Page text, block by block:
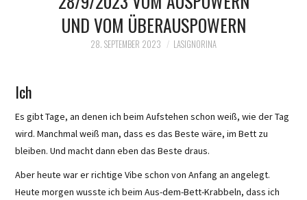
UND VOM ÜBERAUSPOWERN
28. SEPTEMBER 2023 LASIGNORINA
Ich
Es gibt Tage, an denen ich beim Aufstehen schon weiß, wie der Tag
wird. Manchmal weiß man, dass es das Beste wäre, im Bett zu
bleiben. Und macht dann eben das Beste draus.
Aber heute war er richtige Vibe schon von Anfang an angelegt.
Heute morgen wusste ich beim Aus-dem-Bett-Krabbeln, dass ich